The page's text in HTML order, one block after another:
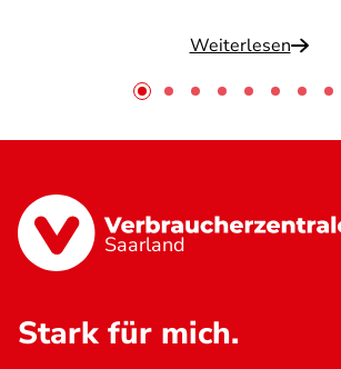
Weiterlesen
Saarland
Stark für mich.